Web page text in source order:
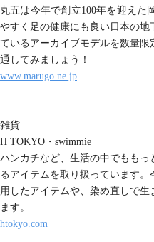
丸五は今年で創立100年を迎えた
やすく足の健康にも良い日本の
ているアーカイブモデルを数量
通してみましょう！
www.marugo.ne.jp
雑貨
H TOKYO・swimmie
ハンカチなど、生活の中でもも
るアイテムを取り扱っています
用したアイテムや、染め直しで
ます。
htokyo.com